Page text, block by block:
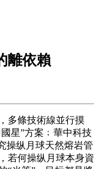
離依賴
條技術線並行摸
星”方案﹔華中科技
操纵月球天然熔岩管
若何操纵月球本身資